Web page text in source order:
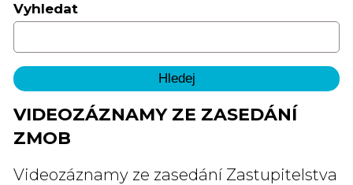
Vyhledat
VIDEOZÁZNAMY ZE ZASEDÁNÍ
ZMOB
Videozáznamy ze zasedání Zastupitelstva